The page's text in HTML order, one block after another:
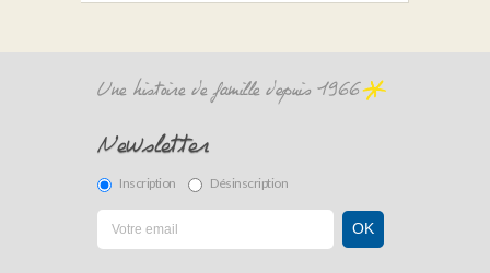
Une histoire de famille depuis 1966
Newsletter
Inscription Désinscription